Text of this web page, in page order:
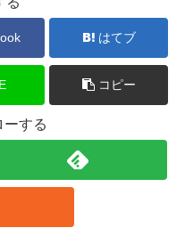
はてブ
コピー
する